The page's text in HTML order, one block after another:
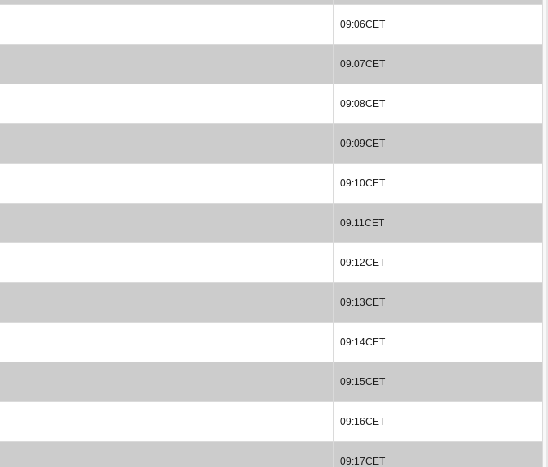
09:06CET
09:07CET
09:08CET
09:09CET
09:10CET
09:11CET
09:12CET
09:13CET
09:14CET
09:15CET
09:16CET
09:17CET